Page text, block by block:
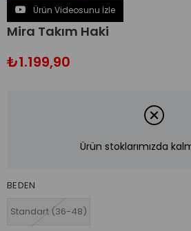
Ürün Videosunu İzle
Mira Takım Haki
₺1.199,90
Ürün stoklarımızda
BEDEN
Standart (36-48)